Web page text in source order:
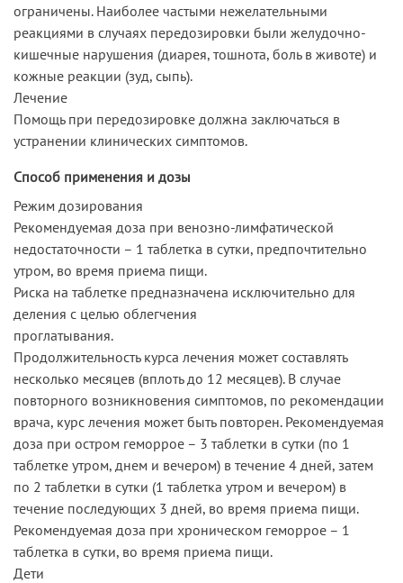
ограничены. Наиболее частыми нежелательными
реакциями в случаях передозировки были желудочно-
кишечные нарушения (диарея, тошнота, боль в животе) и
кожные реакции (зуд, сыпь).
Лечение
Помощь при передозировке должна заключаться в
устранении клинических симптомов.
Способ применения и дозы
Режим дозирования
Рекомендуемая доза при венозно-лимфатической
недостаточности – 1 таблетка в сутки, предпочтительно
утром, во время приема пищи.
Риска на таблетке предназначена исключительно для
деления с целью облегчения
проглатывания.
Продолжительность курса лечения может составлять
несколько месяцев (вплоть до 12 месяцев). В случае
повторного возникновения симптомов, по рекомендации
врача, курс лечения может быть повторен. Рекомендуемая
доза при остром геморрое – 3 таблетки в сутки (по 1
таблетке утром, днем и вечером) в течение 4 дней, затем
по 2 таблетки в сутки (1 таблетка утром и вечером) в
течение последующих 3 дней, во время приема пищи.
Рекомендуемая доза при хроническом геморрое – 1
таблетка в сутки, во время приема пищи.
Дети